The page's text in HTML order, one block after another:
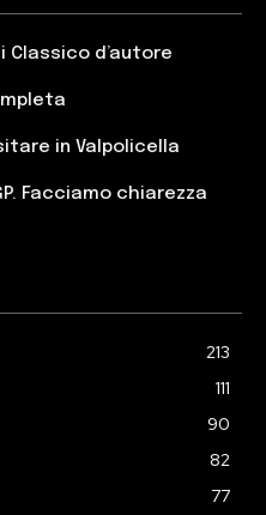
Classico d’autore
in Valpolicella
Facciamo chiarezza
213
111
90
82
77